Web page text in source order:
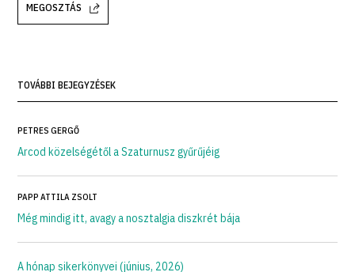
MEGOSZTÁS
TOVÁBBI BEJEGYZÉSEK
PETRES GERGŐ
Arcod közelségétől a Szaturnusz gyűrűjéig
PAPP ATTILA ZSOLT
Még mindig itt, avagy a nosztalgia diszkrét bája
A hónap sikerkönyvei (június, 2026)